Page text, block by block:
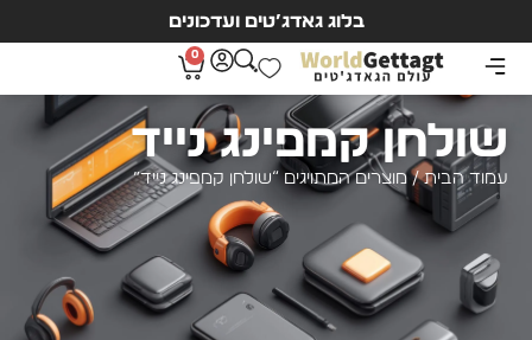
בלוג גאדג’טים ועדכונים
0
שולחן קמפינג נייד
עמוד הבית/ מוצרים המתויגים “שולחן קמפינג נייד”